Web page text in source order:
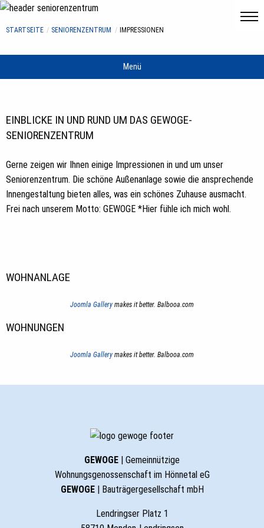
STARTSEITE SENIORENZENTRUM IMPRESSIONEN
Menü
EINBLICKE IN UND RUND UM DAS GEWOGE-
SENIORENZENTRUM
Gerne zeigen wir Ihnen einige Impressionen in und um unser
Seniorenzentrum. Die schöne Außenanlage sowie die ansprechende
Innengestaltung bieten alles, was ein schönes Zuhause ausmacht.
Frei nach unserem Motto: GEWOGE *Hier fühle ich mich wohl.
WOHNANLAGE
Joomla Gallery makes it better. Balbooa.com
WOHNUNGEN
Joomla Gallery makes it better. Balbooa.com
GEWOGE | Gemeinnützige
Wohnungsgenossenschaft im Hönnetal eG
GEWOGE| Bauträgergesellschaft mbH
Lendringser Platz 1